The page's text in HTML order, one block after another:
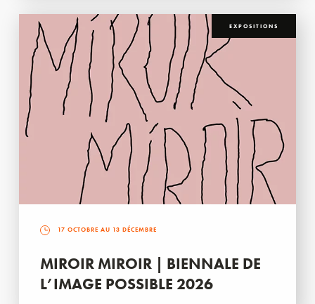
EXPOSITIONS
17 OCTOBRE AU 13 DÉCEMBRE
MIROIR MIROIR | BIENNALE DE
L’IMAGE POSSIBLE 2026